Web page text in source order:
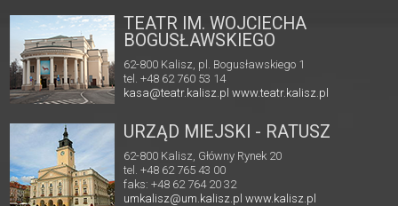
TEATR IM. WOJCIECHA
BOGUSŁAWSKIEGO
62-800 Kalisz, pl. Bogusławskiego 1
tel. +48 62 760 53 14
kasa@teatr.kalisz.pl www.teatr.kalisz.pl
URZĄD MIEJSKI - RATUSZ
62-800 Kalisz, Główny Rynek 20
tel. +48 62 765 43 00
faks: +48 62 764 20 32
umkalisz@um.kalisz.plwww.kalisz.pl